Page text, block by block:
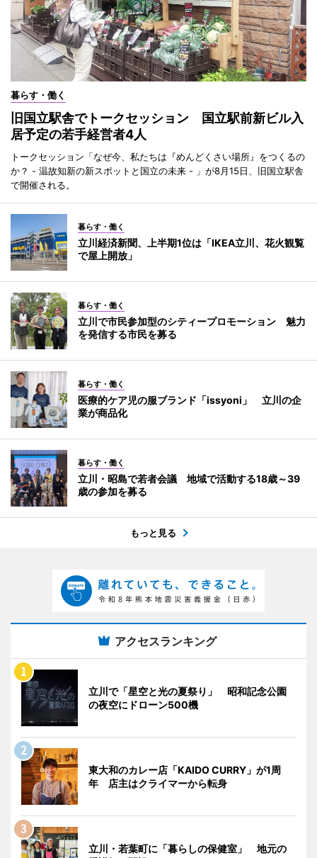
暮らす・働く
旧国立駅舎でトークセッション 国立駅前新ビル入
居予定の若手経営者4人
トークセッション「なぜ今、私たちは『めんどくさい場所』をつくるの
か？ - 温故知新の新スポットと国立の未来 - 」が8月15日、旧国立駅舎
で開催される。
暮らす・働く
立川経済新聞、上半期1位は「IKEA立川、花火観覧
で屋上開放」
暮らす・働く
立川で市民参加型のシティープロモーション 魅力
を発信する市民を募る
暮らす・働く
医療的ケア児の服ブランド「issyoni」 立川の企
業が商品化
暮らす・働く
立川・昭島で若者会議 地域で活動する18歳～39
歳の参加を募る
もっと見る
アクセスランキング
立川で「星空と光の夏祭り」 昭和記念公園
の夜空にドローン500機
東大和のカレー店「KAIDO CURRY」が1周
年 店主はクライマーから転身
立川・若葉町に「暮らしの保健室」 地元の